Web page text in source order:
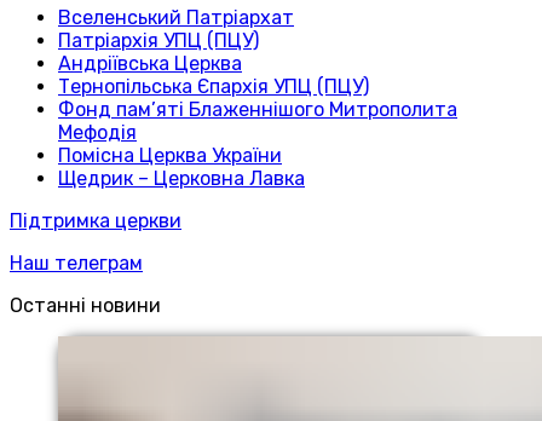
Вселенський Патріархат
Патріархія УПЦ (ПЦУ)
Андріївська Церква
Тернопільська Єпархія УПЦ (ПЦУ)
Фонд пам’яті Блаженнішого Митрополита
Мефодія
Помісна Церква України
Щедрик – Церковна Лавка
Підтримка церкви
Наш телеграм
Останні новини